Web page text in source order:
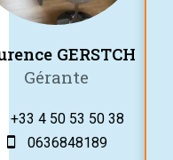
GERSTCH
Gérante
+33 4 50 53 50 38
0636848189